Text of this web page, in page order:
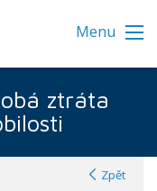
Menu
ztráta
Zpět